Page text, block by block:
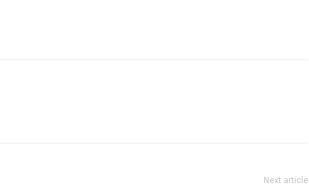
Next article